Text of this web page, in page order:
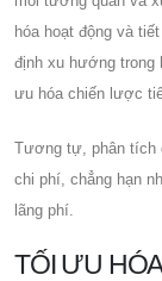
hóa hoạt động và
định xu hướng trong
ưu hóa chiến lược
Tương tự, phân tích
chi phí, chẳng hạn
lãng phí.
TỐI ƯU